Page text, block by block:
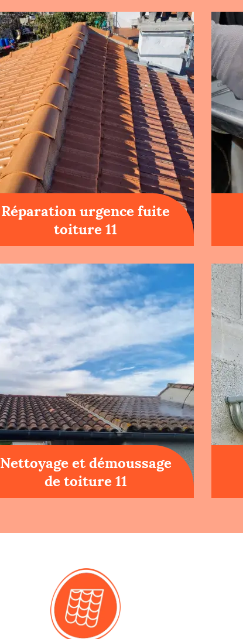
Réparation urgence fuite
toiture 11
Nettoyage et démoussage
de toiture 11